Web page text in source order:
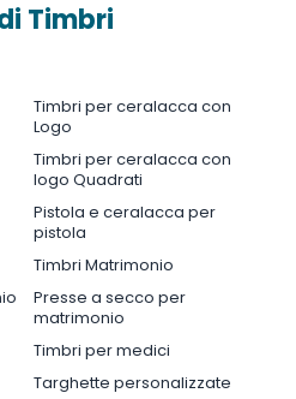
Timbri
Timbri per ceralacca con
Logo
Timbri per ceralacca con
logo Quadrati
Pistola e ceralacca per
pistola
Timbri Matrimonio
Presse a secco per
matrimonio
Timbri per medici
Targhette personalizzate